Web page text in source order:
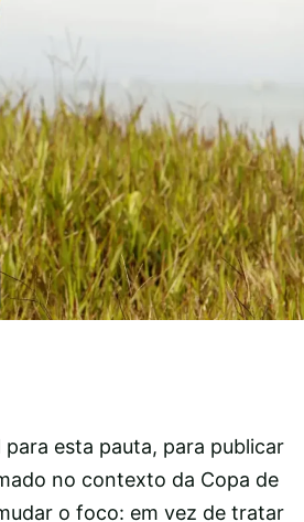
esta pauta, para publicar
no contexto da Copa de
o foco: em vez de tratar